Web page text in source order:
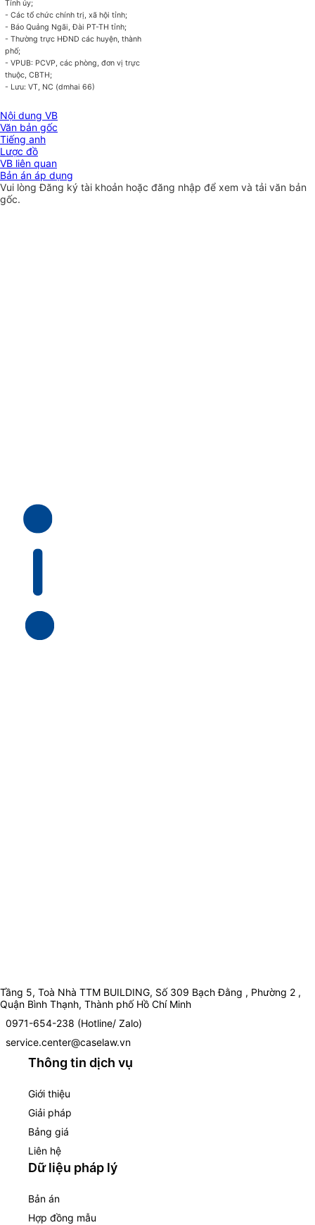
Tỉnh ủy;
- Các tổ chức chính trị, xã hội tỉnh;
- Báo Quảng Ngãi, Đài PT-TH tỉnh;
- Thường trực HĐND các huyện, thành
phố;
- VPUB: PCVP, các phòng, đơn vị trực
thuộc, CBTH;
- Lưu: VT, NC (dmhai 66)
Nội dung VB
Văn bản gốc
Tiếng anh
Lược đồ
VB liên quan
Bản án áp dụng
Vui lòngĐăng ký tài khoản hoặc đăng nhập để xem và tải văn bản
gốc.
Tầng 5, Toà Nhà TTM BUILDING, Số 309 Bạch Đằng , Phường 2 ,
Quận Bình Thạnh, Thành phố Hồ Chí Minh
0971-654-238 (Hotline/ Zalo)
service.center@caselaw.vn
Thông tin dịch vụ
Giới thiệu
Giải pháp
Bảng giá
Liên hệ
Dữ liệu pháp lý
Bản án
Hợp đồng mẫu